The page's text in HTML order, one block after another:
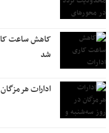
کاهش ساعت
شد
ادارات